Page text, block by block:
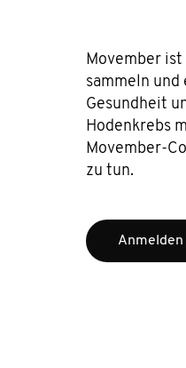
Movember ist
sammeln und
Gesundheit
Hodenkrebs
Movember-
zu tun.
Anmelden